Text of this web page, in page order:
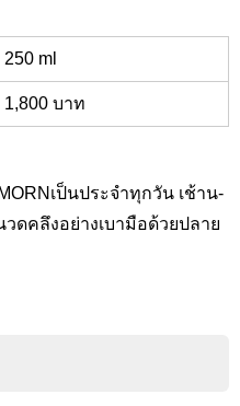
250 ml
1,800 บาท
เป็นประจำทุกวัน เช้าน-
ดคลึงอย่างเบามือด้วยปลาย